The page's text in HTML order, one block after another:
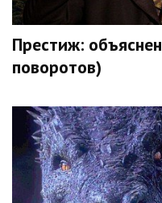
Престиж:
поворотов)